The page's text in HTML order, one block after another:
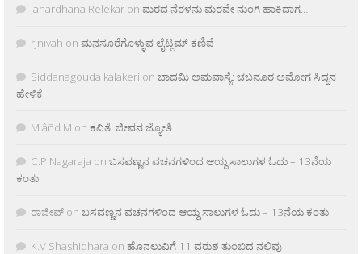
Janardhana Relekar on ಮರದ ನೆರಳನು ಮರವೇ ನುಂಗಿ ಹಾಕಿದಾಗ…
rjnivah on ಮನಸೂರೆಗೊಳ್ಳುವ ಲೈಟ್ಲಮ್ ಕಣಿವೆ
Siddanagouda kalakeri on ಬಾದಮಿ ಅಮವಾಸ್ಯೆ: ಚಬನೂರ ಅಮೋಗ ಸಿದ್ದನ
ಹೇಳಿಕೆ
M âñd M on ಕವಿತೆ: ಜೀವನ ಜ್ಯೋತಿ
C.P.Nagaraja on ಬಸವಣ್ಣನ ವಚನಗಳಿಂದ ಆಯ್ದ ಸಾಲುಗಳ ಓದು – 13ನೆಯ
ಕಂತು
ರಾಜೀವ್ on ಬಸವಣ್ಣನ ವಚನಗಳಿಂದ ಆಯ್ದ ಸಾಲುಗಳ ಓದು – 13ನೆಯ ಕಂತು
K.V Shashidhara on ಹೊನಲುವಿಗೆ 11 ವರುಶ ತುಂಬಿದ ನಲಿವು